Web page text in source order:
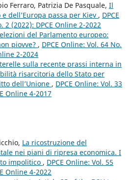
Ferraro, Patrizia De Pasquale, Il
dell’Europa passa per Kiev , DPCE
2 (2022): DPCE Online 2-2022
del Parlamento europeo:
piovve? , DPCE Online: Vol. 64 No.
2-2024
sulla recente prassi interna in
risarcitoria dello Stato per
dell’Unione , DPCE Online: Vol. 33
Online 4-2017
La ricostruzione del
nei piani di ripresa economica. I
impolitico , DPCE Online: Vol. 55
Online 4-2022